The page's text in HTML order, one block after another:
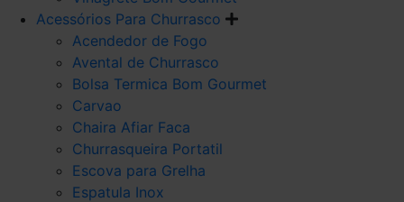
Acessórios Para Churrasco
Acendedor de Fogo
Avental de Churrasco
Bolsa Termica Bom Gourmet
Carvao
Chaira Afiar Faca
Churrasqueira Portatil
Escova para Grelha
Espatula Inox